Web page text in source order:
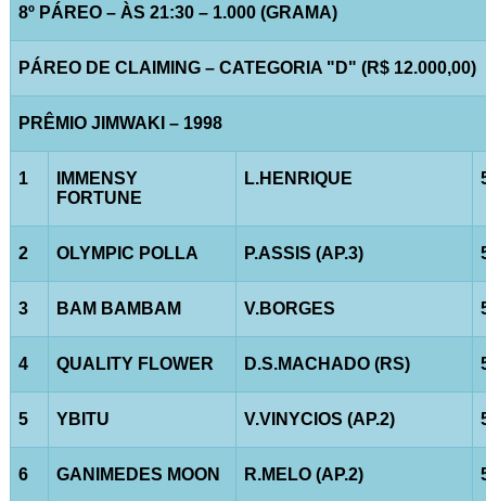
8º PÁREO – ÀS 21:30 – 1.000 (GRAMA)
PÁREO DE CLAIMING – CATEGORIA "D" (R$ 12.000,00)
PRÊMIO JIMWAKI – 1998
1
IMMENSY
FORTUNE
L.HENRIQUE
2 OLYMPIC POLLA P.ASSIS (AP.3)
3 BAM BAMBAM V.BORGES
4 QUALITY FLOWER D.S.MACHADO (RS)
5 YBITU V.VINYCIOS (AP.2)
6 GANIMEDES MOON R.MELO (AP.2)